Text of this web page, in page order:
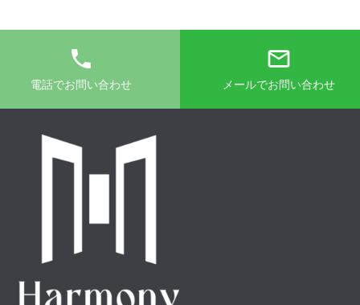
phone
電話でお問い合わせ
mail_outline
メールでお問い合わせ